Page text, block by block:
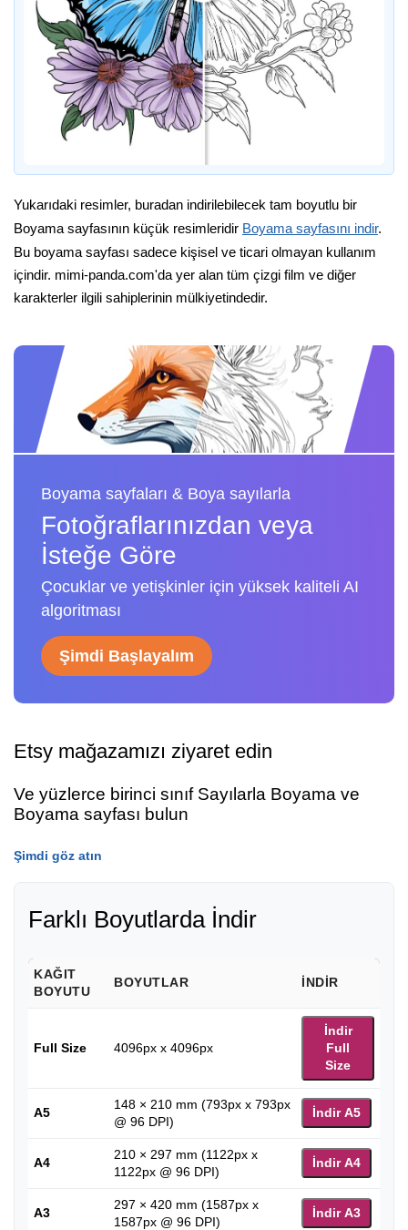
Yukarıdaki resimler, buradan indirilebilecek tam boyutlu bir
Boyama sayfasının küçük resimleridir Boyama sayfasını indir.
Bu boyama sayfası sadece kişisel ve ticari olmayan kullanım
içindir. mimi-panda.com'da yer alan tüm çizgi film ve diğer
karakterler ilgili sahiplerinin mülkiyetindedir.
Boyama sayfaları & Boya sayılarla
Fotoğraflarınızdan veya
İsteğe Göre
Çocuklar ve yetişkinler için yüksek kaliteli AI
algoritması
Şimdi Başlayalım
Etsy mağazamızı ziyaret edin
Ve yüzlerce birinci sınıf Sayılarla Boyama ve
Boyama sayfası bulun
Şimdi göz atın
Farklı Boyutlarda İndir
KAĞIT
BOYUTU
BOYUTLAR İNDIR
Full Size 4096px x 4096px
İndir
Full
Size
A5
148 × 210 mm (793px x 793px
@ 96 DPI)
İndir A5
A4
210 × 297 mm (1122px x
1122px @ 96 DPI)
İndir A4
A3
297 × 420 mm (1587px x
1587px @ 96 DPI)
İndir A3